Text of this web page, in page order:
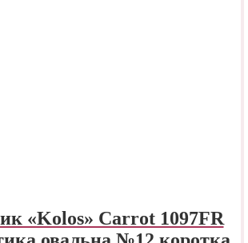
«Kolos» Carrot 1097FR